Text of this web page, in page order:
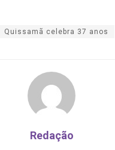
Quissamã celebra 37 anos
Redação